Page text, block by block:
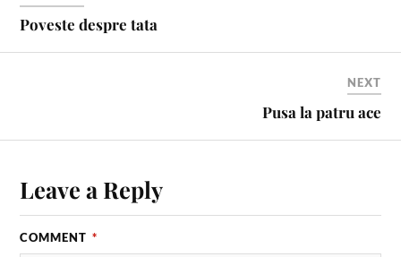
Poveste despre tata
NEXT
Pusa la patru ace
Leave a Reply
COMMENT *